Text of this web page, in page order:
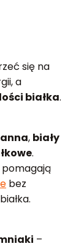
się na
a
białka.
, biały
.
pomagają
bez
–